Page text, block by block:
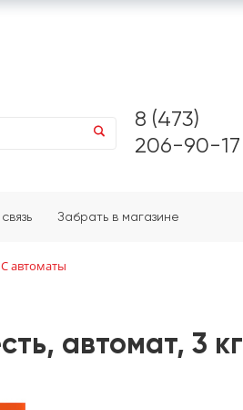
8 (473)
206-90-17
Забрать в магазине
автоматы
автомат, 3 кг